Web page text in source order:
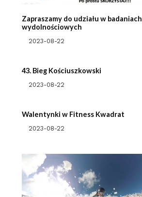
Zapraszamy do udziału w badaniach
wydolnościowych
2023-08-22
43. Bieg Kościuszkowski
2023-08-22
Walentynki w Fitness Kwadrat
2023-08-22